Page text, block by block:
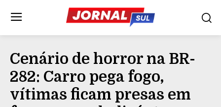
Cenário de horror na BR-
282: Carro pega fogo,
vítimas ficam presas em